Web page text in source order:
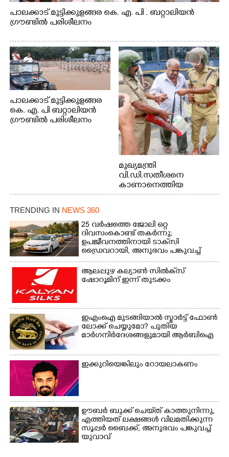
പാലക്കാട് മുട്ടിക്കുളങ്ങര കെ. എ. പി . ബറ്റാലിയൻ
ഗ്രൗണ്ടിൽ പരിശീലനം
പാലക്കാട് മുട്ടിക്കുളങ്ങര
കെ. എ. പി ബറ്റാലിയൻ
ഗ്രൗണ്ടിൽ പരിശീലനം
മുഖ്യമന്ത്രി
വി.ഡി.സതീശനെ
കാണാനെത്തിയ
മോഹനൻ നായർ
TRENDING IN NEWS 360
25 വർഷത്തെ ജോലി ഒറ്റ
ദിവസംകൊണ്ട് തകർന്നു;
ഉപജീവനത്തിനായി ടാക്‌സി
ഡ്രൈവറായി,​ അനുഭവം പങ്കുവച്ച്
യുവതി
ആലപ്പുഴ കല്യാൺ സിൽക്‌സ്
ഷോറൂമിന് ഇന്ന് തുടക്കം
ഇഎംഐ മുടങ്ങിയാൽ സ്മാർട്ട് ഫോൺ
ലോക്ക് ചെയ്യുമോ? പുതിയ
മാർഗനിർദേശങ്ങളുമായി ആർബിഐ
ഇക്കുറിയെങ്കിലും റോയലാകണം
ഊബർ ബുക്ക് ചെയ്‌ത് കാത്തുനിന്നു,​
എത്തിയത് ലക്ഷങ്ങൾ വിലമതിക്കുന്ന
സൂപ്പർ ബൈക്ക്,​ അനുഭവം പങ്കുവച്ച്
യുവാവ്